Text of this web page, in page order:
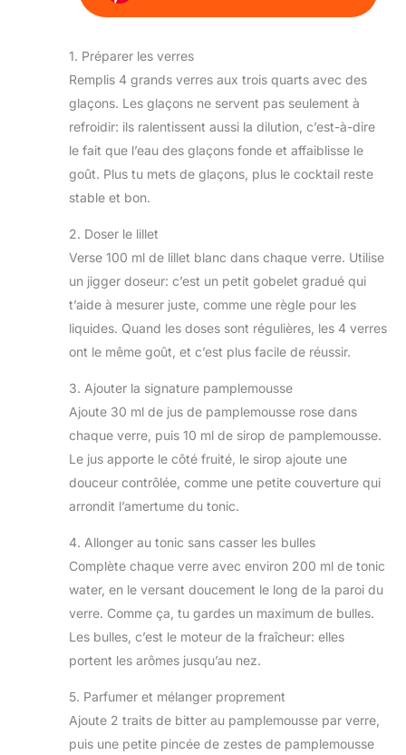
1. Préparer les verres
Remplis 4 grands verres aux trois quarts avec des
glaçons. Les glaçons ne servent pas seulement à
refroidir: ils ralentissent aussi la dilution, c’est-à-dire
le fait que l’eau des glaçons fonde et affaiblisse le
goût. Plus tu mets de glaçons, plus le cocktail reste
stable et bon.
2. Doser le lillet
Verse 100 ml de lillet blanc dans chaque verre. Utilise
un jigger doseur: c’est un petit gobelet gradué qui
t’aide à mesurer juste, comme une règle pour les
liquides. Quand les doses sont régulières, les 4 verres
ont le même goût, et c’est plus facile de réussir.
3. Ajouter la signature pamplemousse
Ajoute 30 ml de jus de pamplemousse rose dans
chaque verre, puis 10 ml de sirop de pamplemousse.
Le jus apporte le côté fruité, le sirop ajoute une
douceur contrôlée, comme une petite couverture qui
arrondit l’amertume du tonic.
4. Allonger au tonic sans casser les bulles
Complète chaque verre avec environ 200 ml de tonic
water, en le versant doucement le long de la paroi du
verre. Comme ça, tu gardes un maximum de bulles.
Les bulles, c’est le moteur de la fraîcheur: elles
portent les arômes jusqu’au nez.
5. Parfumer et mélanger proprement
Ajoute 2 traits de bitter au pamplemousse par verre,
puis une petite pincée de zestes de pamplemousse